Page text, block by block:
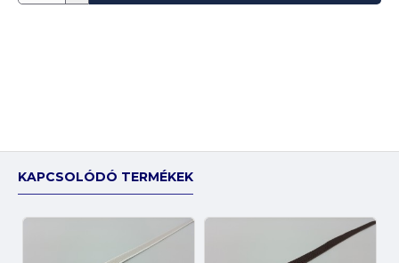
KAPCSOLÓDÓ TERMÉKEK